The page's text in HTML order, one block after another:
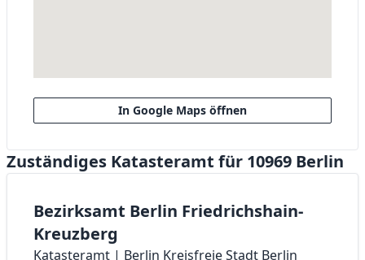
In Google Maps öffnen
Zuständiges Katasteramt für 10969 Berlin
Bezirksamt Berlin Friedrichshain-
Kreuzberg
Katasteramt | Berlin Kreisfreie Stadt Berlin